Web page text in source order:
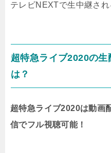
テレビNEXTで生中継され
超特急ライブ2020の
は？
超特急ライブ2020は動画
信でフル視聴可能！